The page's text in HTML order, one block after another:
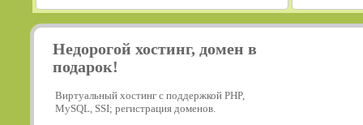
Недорогой хостинг, домен в
подарок!
Виртуальный хостинг с поддержкой PHP,
MySQL, SSI; регистрация доменов.